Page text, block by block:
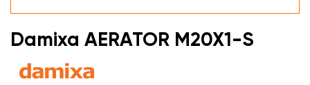
Damixa AERATOR M20X1-S